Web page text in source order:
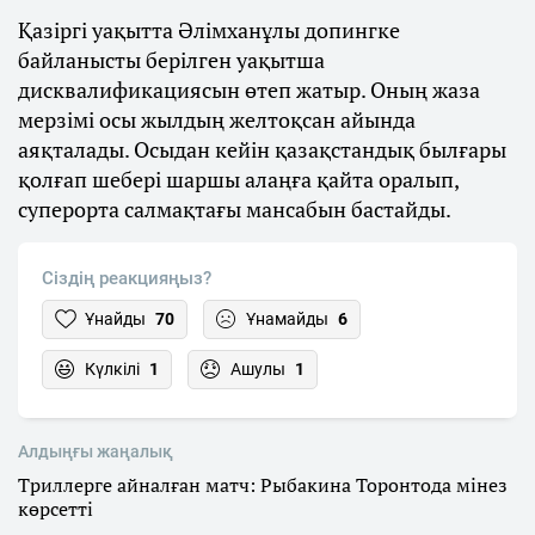
Қазіргі уақытта Әлімханұлы допингке
байланысты берілген уақытша
дисквалификациясын өтеп жатыр. Оның жаза
мерзімі осы жылдың желтоқсан айында
аяқталады. Осыдан кейін қазақстандық былғары
қолғап шебері шаршы алаңға қайта оралып,
суперорта салмақтағы мансабын бастайды.
Сіздің реакцияңыз?
Ұнайды 70 Ұнамайды 6
Күлкілі 1 Ашулы 1
Алдыңғы жаңалық
Триллерге айналған матч: Рыбакина Торонтода мінез
көрсетті